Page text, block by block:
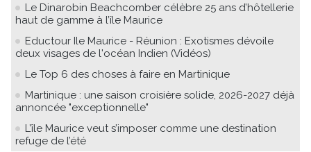
Le Dinarobin Beachcomber célèbre 25 ans d’hôtellerie
haut de gamme à l’île Maurice
Eductour Ile Maurice - Réunion : Exotismes dévoile
deux visages de l'océan Indien (Vidéos)
Le Top 6 des choses à faire en Martinique
Martinique : une saison croisière solide, 2026-2027 déjà
annoncée "exceptionnelle"
L’île Maurice veut s’imposer comme une destination
refuge de l’été